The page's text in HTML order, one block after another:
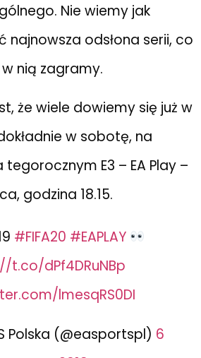
Nie wiemy jak
najnowsza odsłona serii, co
nią zagramy.
że wiele dowiemy się już w
w sobotę, na
tegorocznym E3 – EA Play –
godzina 18.15.
#FIFA20 #EAPLAY
t.co/dPf4DRuNBp
lmesqRS0DI
Polska (@easportspl) 6